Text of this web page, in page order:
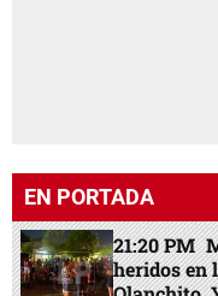
EN PORTADA
21:20 PM
heridos en